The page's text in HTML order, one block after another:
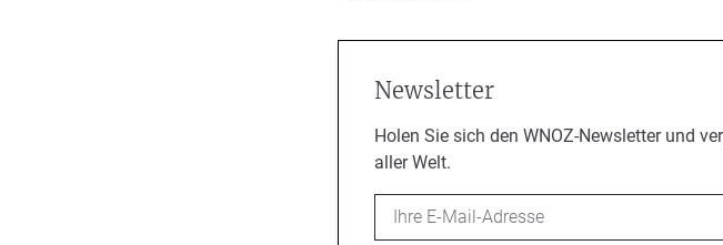
Newsletter
Holen Sie sich den WNOZ-Newsletter und
aller Welt.
Email